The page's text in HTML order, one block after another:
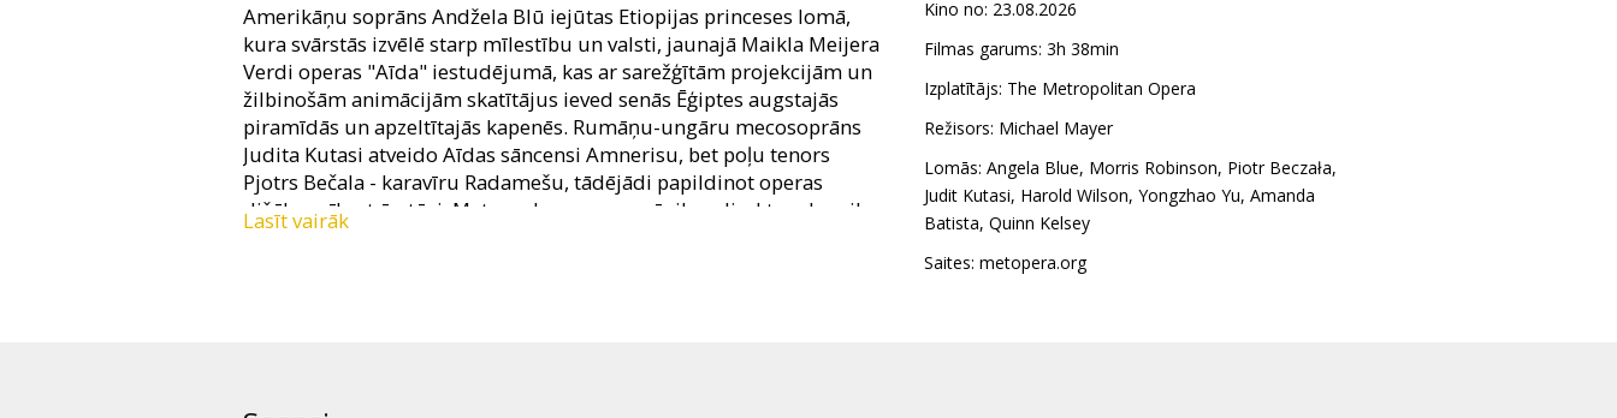
Amerikāņu soprāns Andžela Blū iejūtas Etiopijas princeses lomā,
kura svārstās izvēlē starp mīlestību un valsti, jaunajā Maikla Meijera
Verdi operas "Aīda" iestudējumā, kas ar sarežģītām projekcijām un
žilbinošām animācijām skatītājus ieved senās Ēģiptes augstajās
piramīdās un apzeltītajās kapenēs. Rumāņu-ungāru mecosoprāns
Judita Kutasi atveido Aīdas sāncensi Amnerisu, bet poļu tenors
Pjotrs Bečala - karavīru Radamešu, tādējādi papildinot operas
dižāko mīlas trīsstūri. Metropoles operas mūzikas direktors Janniks
Nezē-Segēns stāsies pie diriģenta pults 25. janvāra izrādē, kas tiks
Lasīt vairāk
Kino no: 23.08.2026
Filmas garums: 3h 38min
Izplatītājs: The Metropolitan Opera
Režisors: Michael Mayer
Lomās: Angela Blue, Morris Robinson, Piotr Beczała,
Judit Kutasi, Harold Wilson, Yongzhao Yu, Amanda
Batista, Quinn Kelsey
Saites: metopera.org